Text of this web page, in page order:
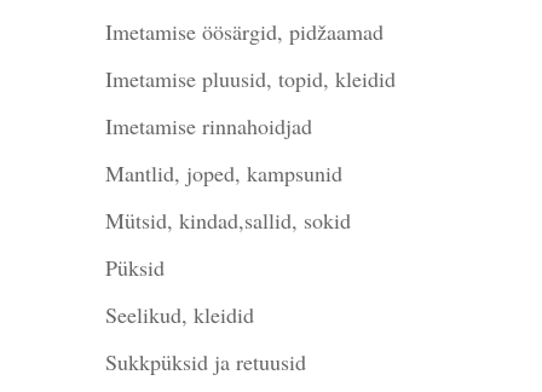
Imetamise öösärgid, pidžaamad
Imetamise pluusid, topid, kleidid
Imetamise rinnahoidjad
Mantlid, joped, kampsunid
Mütsid, kindad,sallid, sokid
Püksid
Seelikud, kleidid
Sukkpüksid ja retuusid